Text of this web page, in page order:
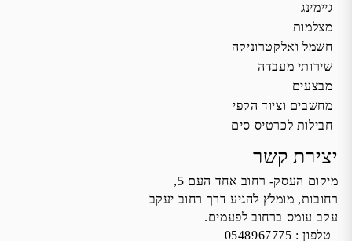
גיימינג
מצלמות
חשמל ואלקטרוניקה
שירותי מעבדה
מבצעים
מחשבים וציוד הקפי
חבילות לכרטיס סים
יצירת קשר
מיקום העסק- רחוב אחד העם 5,
רחובות, מומלץ להגיע דרך רחוב יעקב
עקב עומס ברחוב לפעמים.
טלפון : 0548967775